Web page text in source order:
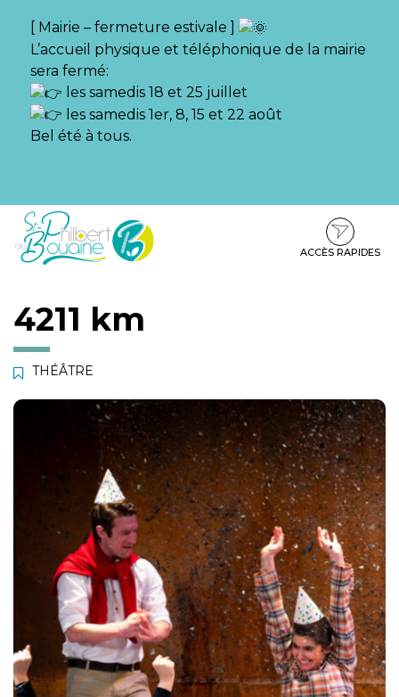
[ Mairie – fermeture estivale ]
L’accueil physique et téléphonique de la mairie
sera fermé:
les samedis 18 et 25 juillet
les samedis 1er, 8, 15 et 22 août
Bel été à tous.
Aller
Aller
contenu
Aller
pied
ACCÈS RAPIDES
4211 km
THÉÂTRE